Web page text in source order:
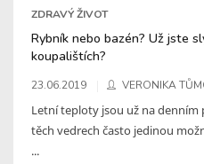
ZDRAVÝ ŽIVOT
Rybník nebo bazén? Už jste
koupalištích?
23.06.2019 VERONIKA
Letní teploty jsou už na denním
těch vedrech často jedinou
...